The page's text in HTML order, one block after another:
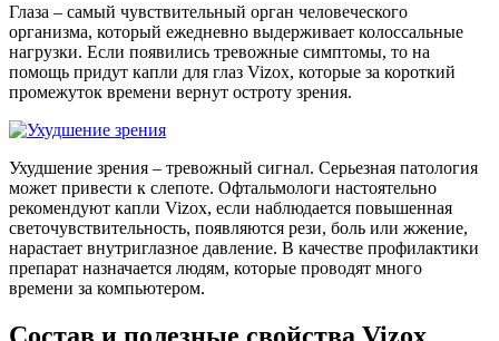
Глаза – самый чувствительный орган человеческого
организма, который ежедневно выдерживает колоссальные
нагрузки. Если появились тревожные симптомы, то на
помощь придут капли для глаз Vizox, которые за короткий
промежуток времени вернут остроту зрения.
Ухудшение зрения – тревожный сигнал. Серьезная патология
может привести к слепоте. Офтальмологи настоятельно
рекомендуют капли Vizox, если наблюдается повышенная
светочувствительность, появляются рези, боль или жжение,
нарастает внутриглазное давление. В качестве профилактики
препарат назначается людям, которые проводят много
времени за компьютером.